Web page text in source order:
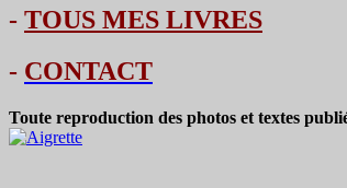
- TOUS MES LIVRES
- CONTACT
Toute reproduction des photos et textes